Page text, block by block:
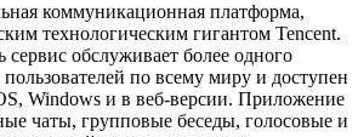
коммуникационная платформа,
технологическим гигантом Tencent.
обслуживает более одного
по всему миру и доступен
Windows и в веб‑версии. Приложение
чаты, групповые беседы, голосовые и